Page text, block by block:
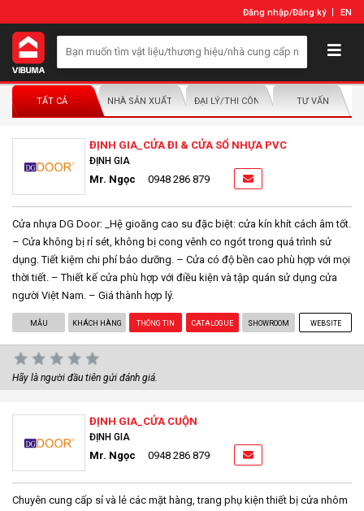
Đăng nhập/Đăng ký EN
TẤT CẢ NHÀ SẢN XUẤT/NHÀ PHÂN PHỐIĐẠI LÝ/THI CÔNG LẮP ĐẶTTƯ VẤN
ĐỊNH GIA_CỬA ĐI & CỬA SỔ NHỰA PVC
ĐỊNH GIA
Mr. Ngọc 0948 286 879
Cửa nhựa DG Door: _Hệ gioăng cao su đặc biệt: cửa kín khít cách âm tốt.
– Cửa không bị rỉ sét, không bị cong vênh co ngót trong quá trình sử
dụng. Tiết kiệm chi phí bảo dưỡng. – Cửa có độ bền cao phù hợp với mọi
thời tiết. – Thiết kế cửa phù hợp với điều kiện và tập quán sử dụng cửa
người Việt Nam. – Giá thành hợp lý.
MẪU KHÁCH HÀNG THÔNG TIN CATALOGUE SHOWROOM WEBSITE
Hãy là người đầu tiên gửi đánh giá.
ĐỊNH GIA_CỬA CUỘN
ĐỊNH GIA
Mr. Ngọc 0948 286 879
Chuyên cung cấp sỉ và lẻ các mặt hàng, trang phụ kiện thiết bị cửa nhôm